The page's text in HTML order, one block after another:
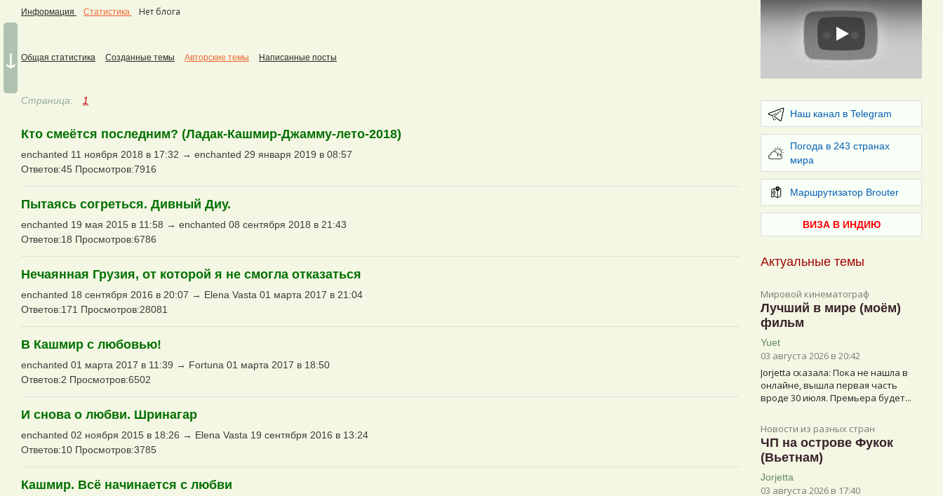
↓
Play
Наш канал в Telegram
Погода в 243 странах
мира
Маршрутизатор Brouter
ВИЗА В ИНДИЮ
Актуальные темы
Мировой кинематограф
Лучший в мире (моём)
фильм
Yuet
03 августа 2026 в 20:42
Jorjetta сказалa: Пока не нашла в
онлайне, вышла первая часть
вроде 30 июля. Премьера будет...
Новости из разных стран
ЧП на острове Фукок
(Вьетнам)
Jorjetta
03 августа 2026 в 17:40
Информация Статистика Нет блога
Общая статистика Созданные темы Авторские темы Написанные посты
Страница: 1
Кто смеётся последним? (Ладак-Кашмир-Джамму-лето-2018)
enchanted 11 ноября 2018 в 17:32 → enchanted 29 января 2019 в 08:57
Ответов:45 Просмотров:7916
Пытаясь согреться. Дивный Диу.
enchanted 19 мая 2015 в 11:58 → enchanted 08 сентября 2018 в 21:43
Ответов:18 Просмотров:6786
Нечаянная Грузия, от которой я не смогла отказаться
enchanted 18 сентября 2016 в 20:07 → Elena Vasta 01 марта 2017 в 21:04
Ответов:171 Просмотров:28081
В Кашмир с любовью!
enchanted 01 марта 2017 в 11:39 → Fortuna 01 марта 2017 в 18:50
Ответов:2 Просмотров:6502
И снова о любви. Шринагар
enchanted 02 ноября 2015 в 18:26 → Elena Vasta 19 сентября 2016 в 13:24
Ответов:10 Просмотров:3785
Кашмир. Всё начинается с любви